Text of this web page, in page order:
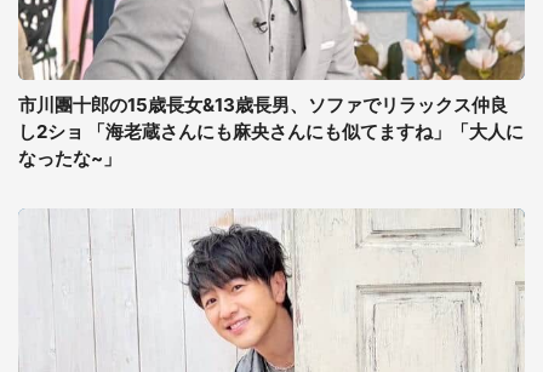
市川團十郎の15歳長女&13歳長男、ソファでリラックス仲良
し2ショ 「海老蔵さんにも麻央さんにも似てますね」「大人に
なったな~」